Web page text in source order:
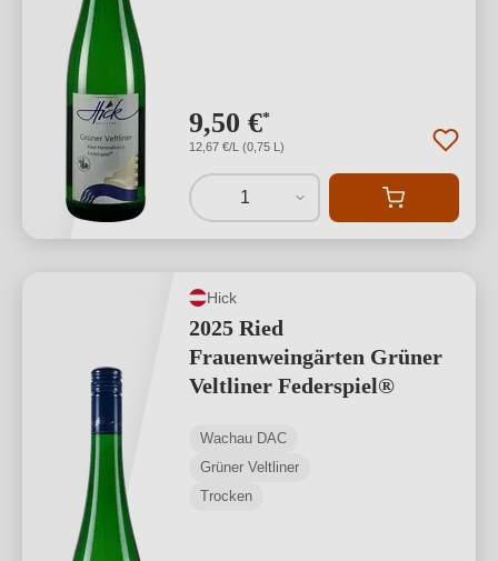
9,50 €*
12,67 €/L (0,75 L)
1
Hick
2025 Ried
Frauenweingärten Grüner
Veltliner Federspiel®
Wachau DAC
Grüner Veltliner
Trocken